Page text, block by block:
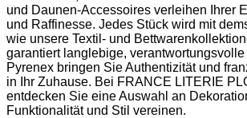
und Daunen-Accessoires verleihen Ihrer
und Raffinesse. Jedes Stück wird mit
wie unsere Textil- und
garantiert langlebige,
Pyrenex bringen Sie Authentizität und
in Ihr Zuhause. Bei FRANCE LITERIE
entdecken Sie eine Auswahl an
Funktionalität und Stil vereinen.